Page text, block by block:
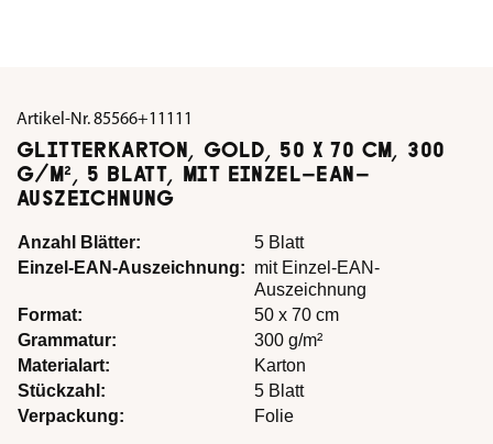
Artikel-Nr.85566+11111
GLITTERKARTON, GOLD, 50 X 70 CM, 300
G/M², 5 BLATT, MIT EINZEL-EAN-
AUSZEICHNUNG
Anzahl Blätter:
5 Blatt
Einzel-EAN-Auszeichnung: mit Einzel-EAN-
Auszeichnung
Format:
50 x 70 cm
Grammatur:
300 g/m²
Materialart:
Karton
Stückzahl:
5 Blatt
Verpackung:
Folie